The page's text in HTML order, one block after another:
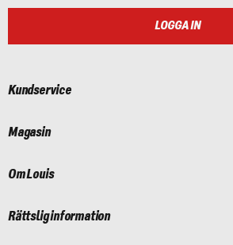
LOGGA IN
Kundservice
Magasin
Om Louis
Rättslig information